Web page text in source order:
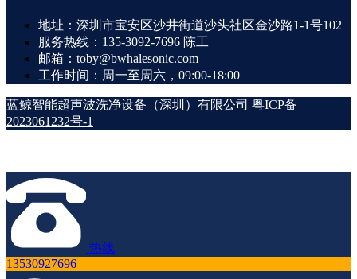
地址：深圳市宝安区沙井街道沙头社区金沙路1-1号102
服务热线：135-3092-7696 陈工
邮箱：toby@bwhalesonic.com
工作时间：周一至周六，09:00-18:00
蓝鲸智能超声波洗净设备（深圳）有限公司 粤ICP备
2023061232号-1
热线
13530927696